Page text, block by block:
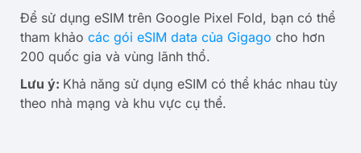
Để sử dụng eSIM trên Google Pixel Fold, bạn có thể
tham khảo các gói eSIM data của Gigago cho hơn
200 quốc gia và vùng lãnh thổ.
Lưu ý: Khả năng sử dụng eSIM có thể khác nhau tùy
theo nhà mạng và khu vực cụ thể.